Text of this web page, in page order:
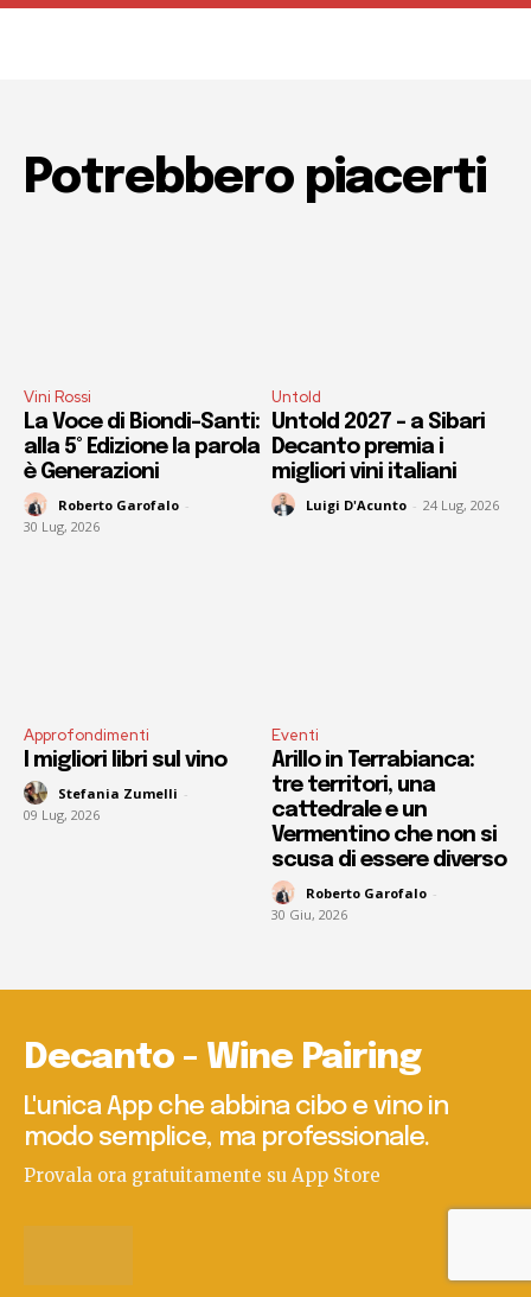
Potrebbero piacerti
Vini Rossi
La Voce di Biondi-Santi:
alla 5° Edizione la parola
è Generazioni
Roberto Garofalo -
30 Lug, 2026
Untold
Untold 2027 – a Sibari
Decanto premia i
migliori vini italiani
Luigi D'Acunto - 24 Lug, 2026
Approfondimenti
I migliori libri sul vino
Stefania Zumelli -
09 Lug, 2026
Eventi
Arillo in Terrabianca:
tre territori, una
cattedrale e un
Vermentino che non si
scusa di essere diverso
Roberto Garofalo -
30 Giu, 2026
Decanto - Wine Pairing
L'unica App che abbina cibo e vino in
modo semplice, ma professionale.
Provala ora gratuitamente su App Store